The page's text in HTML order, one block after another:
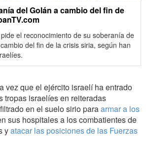
del Golán a cambio del fin de
el reconocimiento de su soberanía de
del fin de la crisis siria, según han
vez que el ejército israelí ha entrado
tropas israelíes en reiteradas
en el suelo sirio paraarmar a los
sus hospitales a los combatientes de
yatacar las posiciones de las Fuerzas